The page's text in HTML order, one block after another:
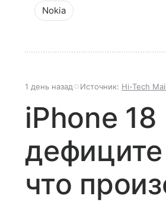
Nokia
1 день назад Источник: Hi-Tech Mail
iPhone
дефиците
что